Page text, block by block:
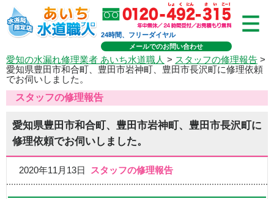
24時間、フリーダイヤル
メールでのお問い合わせ
愛知の水漏れ修理業者 あいち水道職人 > スタッフの修理報告 >
愛知県豊田市和合町、豊田市岩神町、豊田市長沢町に修理依頼
でお伺いしました。
スタッフの修理報告
愛知県豊田市和合町、豊田市岩神町、豊田市長沢町に
修理依頼でお伺いしました。
2020年11月13日 スタッフの修理報告